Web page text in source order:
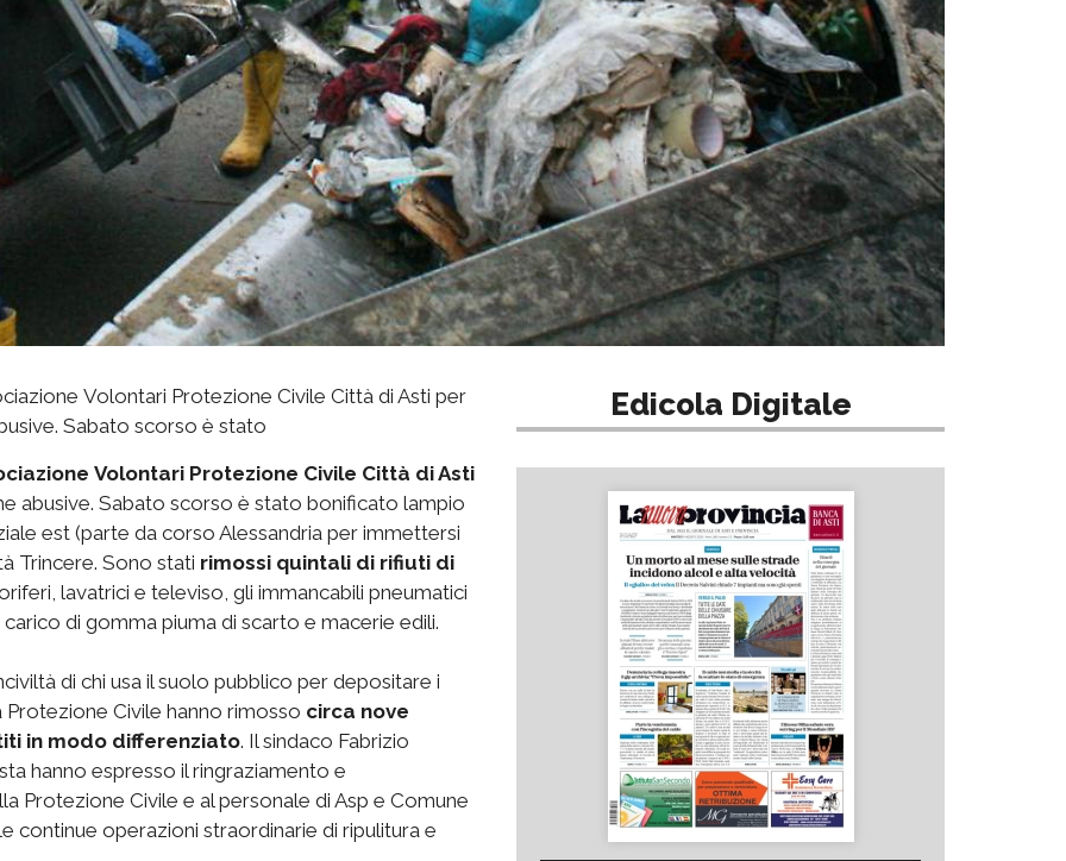
Volontari Protezione Civile Città di Asti per
Sabato scorso è stato
Volontari Protezione Civile Città di Asti
abusive. Sabato scorso è stato bonificato lampio
est (parte da corso Alessandria per immettersi
Trincere. Sono stati rimossi quintali di rifiuti di
lavatrici e televiso, gli immancabili pneumatici
di gomma piuma di scarto e macerie edili.
di chi usa il suolo pubblico per depositare i
Civile hanno rimosso circa nove
in modo differenziato. Il sindaco Fabrizio
hanno espresso il ringraziamento e
Protezione Civile e al personale di Asp e Comune
continue operazioni straordinarie di ripulitura e
Edicola Digitale